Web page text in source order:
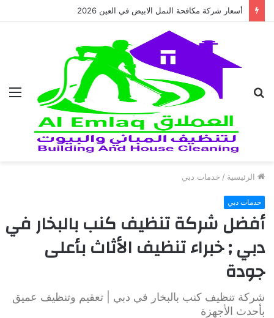
افضل شركة عزل الأسطح في العين باسعار تنافسية
الرئيسية / خدمات دبي
خدمات دبي
أفضل شركة تنظيف كنب بالبخار في
دبي ; خبراء تنظيف الأثاث بأعلى
جودة
شركة تنظيف كنب بالبخار في دبي | تعقيم وتنظيف عميق
بأحدث الأجهزة